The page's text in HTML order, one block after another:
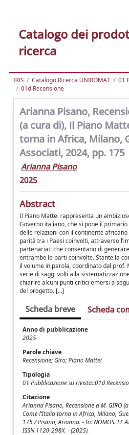
Catalogo dei
ricerca
IRIS Catalogo Ricerca UNIROMA1
01
01d Recensione
Arianna Pisano,
(a cura di), Il Piano
torna in Africa, Milano,
Associati, 2024, pp. 175
Arianna Pisano
2025
Abstract
Il Piano Mattei rappresenta un
Governo italiano, che si pone il
delle relazioni con il continente
parità tra i Paesi coinvolti, attraverso
partenariati che consentano di
entrambe le parti coinvolte. Stante la
il volume in parola, coordinato dal prof.
serie di saggi volti alla
chiarire alcuni punti critici emersi a
del progetto. [...]
Scheda breve Scheda
Anno di pubblicazione
2025
Parole chiave
Recensione; Giro; Piano Mattei
Tipologia
01 Pubblicazione su rivista::01d
Citazione
Arianna Pisano, Recensione a M. GIRO
Come l’Italia torna in Africa, Milano,
175 / Pisano, Arianna. - In: NOMOS. LE
ISSN 1120-298X. - (2025).